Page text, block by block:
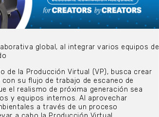
global, al integrar varios equipos de
de la Producción Virtual (VP), busca crear
su flujo de trabajo de escaneo de
el realismo de próxima generación sea
y equipos internos. Al aprovechar
a través de un proceso